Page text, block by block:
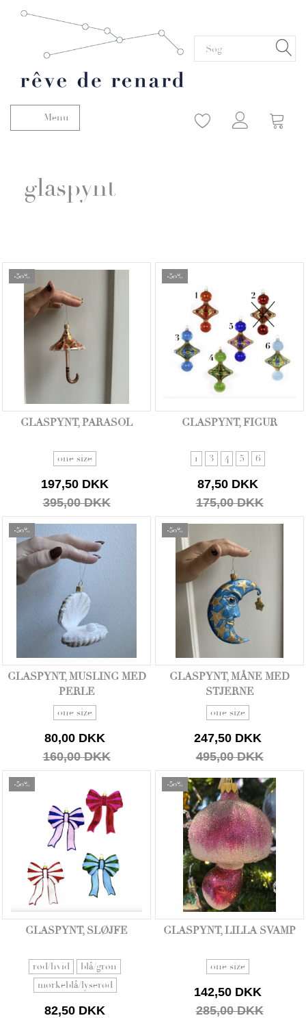
Skifte navigation
Menu
glaspynt
-50%
GLASPYNT, PARASOL
one size
197,50 DKK
395,00 DKK
-50%
GLASPYNT, FIGUR
1 3 4 5 6
87,50 DKK
175,00 DKK
-50%
GLASPYNT, MUSLING MED
PERLE
one size
80,00 DKK
160,00 DKK
-50%
GLASPYNT, MÅNE MED
STJERNE
one size
247,50 DKK
495,00 DKK
-50%
GLASPYNT, SLØJFE
rød/hvid
blå/grøn
mørkeblå/lyserød
82,50 DKK
-50%
GLASPYNT, LILLA SVAMP
one size
142,50 DKK
285,00 DKK